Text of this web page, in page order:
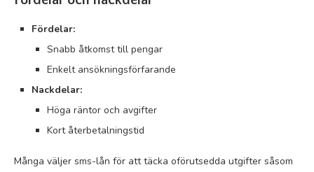
Fördelar:
Snabb åtkomst till pengar
Enkelt ansökningsförfarande
Nackdelar:
Höga räntor och avgifter
Kort återbetalningstid
Många väljer sms-lån för att täcka oförutsedda utgifter såsom